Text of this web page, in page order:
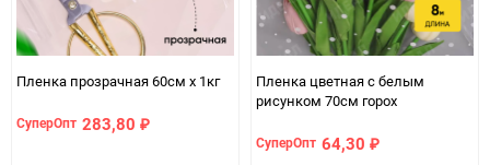
Пленка прозрачная 60см x 1кг
СуперОпт 283,80 ₽
Пленка цветная с белым
рисунком 70см горох
СуперОпт 64,30 ₽